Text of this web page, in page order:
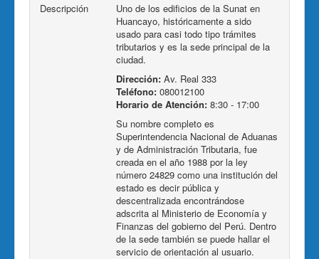
Descripción
Uno de los edificios de la Sunat en
Huancayo, históricamente a sido
usado para casi todo tipo trámites
tributarios y es la sede principal de la
ciudad.
Dirección: Av. Real 333
Teléfono: 080012100
Horario de Atención: 8:30 - 17:00
Su nombre completo es
Superintendencia Nacional de Aduanas
y de Administración Tributaria, fue
creada en el año 1988 por la ley
número 24829 como una institución del
estado es decir pública y
descentralizada encontrándose
adscrita al Ministerio de Economía y
Finanzas del gobierno del Perú. Dentro
de la sede también se puede hallar el
servicio de orientación al usuario.